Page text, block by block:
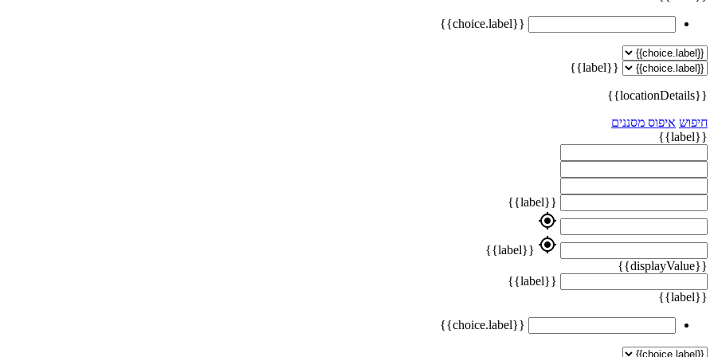
{{choice.label}}
{{label}}
{{locationDetails}}
חיפוש איפוס מסננים
{{label}}
{{label}}
my_location
my_location
{{label}}
{{displayValue}}
{{label}}
{{label}}
{{choice.label}}